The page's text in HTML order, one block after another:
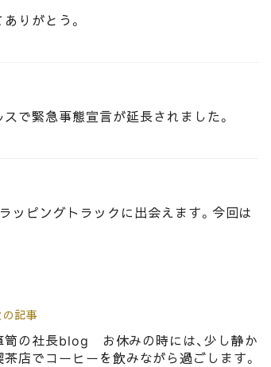
りがとう。
で緊急事態宣言が延長されました。
ッピングトラックに出会えます。今回は
露目曳行で使用する 駒の準備！
記事
笥の社長blog お休みの時には、少し静か
茶店でコーヒーを飲みながら過ごします。